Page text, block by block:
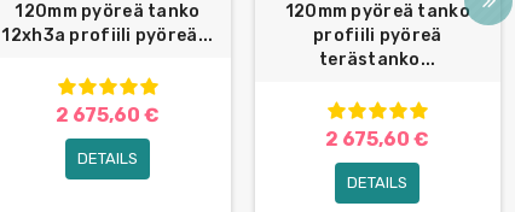
120mm pyöreä tanko
12xh3a profiili pyöreä...
2 675,60 €
DETAILS
120mm pyöreä tanko
profiili pyöreä
terästanko...
2 675,60 €
DETAILS